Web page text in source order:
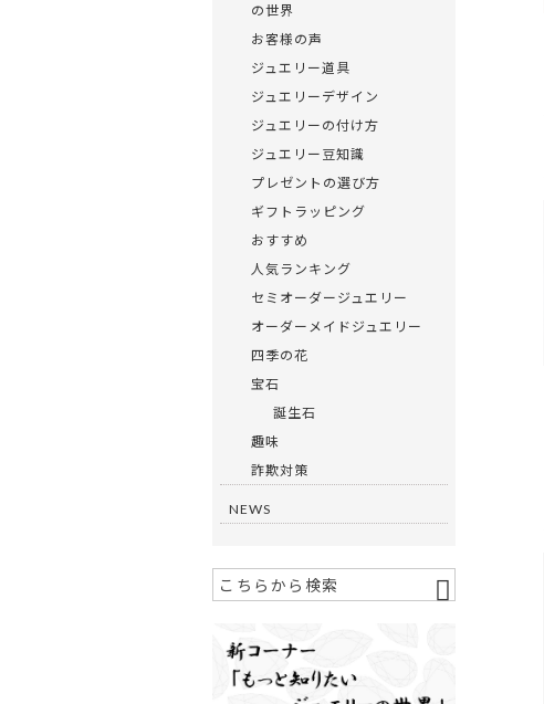
の世界
お客様の声
ジュエリー道具
ジュエリーデザイン
ジュエリーの付け方
ジュエリー豆知識
プレゼントの選び方
ギフトラッピング
おすすめ
人気ランキング
セミオーダージュエリー
オーダーメイドジュエリー
四季の花
宝石
誕生石
趣味
詐欺対策
NEWS